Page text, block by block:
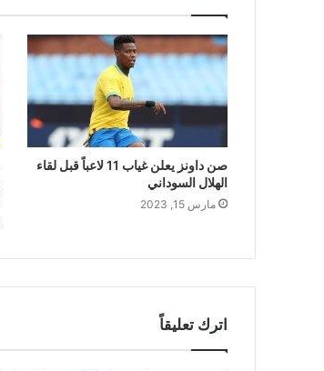
صن داونز يعلن غياب 11 لاعباً قبل لقاء
الهلال السوداني
مارس 15, 2023
اترك تعليقاً